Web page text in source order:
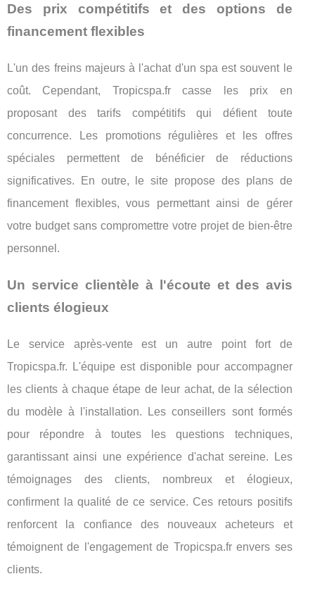
Des prix compétitifs et des options de
financement flexibles
L'un des freins majeurs à l'achat d'un spa est souvent le
coût. Cependant, Tropicspa.fr casse les prix en
proposant des tarifs compétitifs qui défient toute
concurrence. Les promotions régulières et les offres
spéciales permettent de bénéficier de réductions
significatives. En outre, le site propose des plans de
financement flexibles, vous permettant ainsi de gérer
votre budget sans compromettre votre projet de bien-être
personnel.
Un service clientèle à l'écoute et des avis
clients élogieux
Le service après-vente est un autre point fort de
Tropicspa.fr. L'équipe est disponible pour accompagner
les clients à chaque étape de leur achat, de la sélection
du modèle à l'installation. Les conseillers sont formés
pour répondre à toutes les questions techniques,
garantissant ainsi une expérience d'achat sereine. Les
témoignages des clients, nombreux et élogieux,
confirment la qualité de ce service. Ces retours positifs
renforcent la confiance des nouveaux acheteurs et
témoignent de l'engagement de Tropicspa.fr envers ses
clients.